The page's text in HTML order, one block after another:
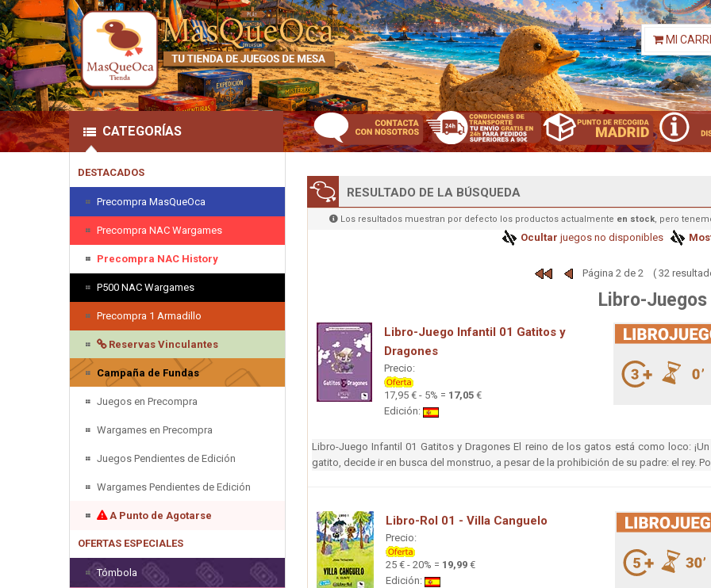
MI
CATEGORÍAS
DESTACADOS
Precompra MasQueOca
Precompra NAC Wargames
Precompra NAC History
P500 NAC Wargames
Precompra 1 Armadillo
Reservas Vinculantes
Campaña de Fundas
Juegos en Precompra
Wargames en Precompra
Juegos Pendientes de Edición
Wargames Pendientes de Edición
A Punto de Agotarse
OFERTAS ESPECIALES
Tómbola
RESULTADO DE LA BÚSQUEDA
Los resultados muestran por defecto los productos actualmente en stock, pero
Ocultar juegos no disponibles
Página 2 de 2 ( 32
Libro-Juegos
Libro-Juego Infantil 01 Gatitos y
Dragones
Precio:
17,95 € - 5% = 17,05 €
Edición:
Libro-Juego Infantil 01 Gatitos y Dragones El reino de los gatos está como loco:
gatito, decide ir en busca del monstruo, a pesar de la prohibición de su padre: el rey.
Libro-Rol 01 - Villa Canguelo
Precio:
25 € - 20% = 19,99 €
Edición: